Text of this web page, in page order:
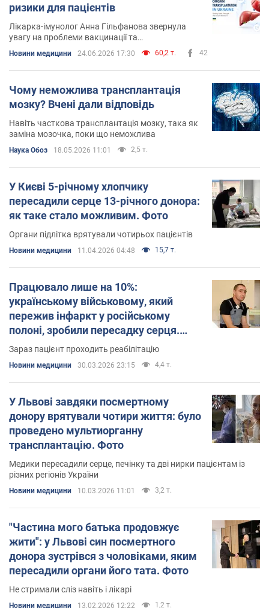
ризики для пацієнтів
Лікарка-імунолог Анна Гільфанова звернула
увагу на проблеми вакцинації та
імунопрофілактики людей після пересадки
органів
Новини медицини 24.06.2026 17:30 60,2 т. 42
Чому неможлива трансплантація
мозку? Вчені дали відповідь
Навіть часткова трансплантація мозку, така як
заміна мозочка, поки що неможлива
Наука Обоз 18.05.2026 11:01 2,5 т.
У Києві 5-річному хлопчику
пересадили серце 13-річного донора:
як таке стало можливим. Фото
Органи підлітка врятували чотирьох пацієнтів
Новини медицини 11.04.2026 04:48 15,7 т.
Працювало лише на 10%:
українському військовому, який
пережив інфаркт у російському
полоні, зробили пересадку серця.
Фото
Зараз пацієнт проходить реабілітацію
Новини медицини 30.03.2026 23:15 4,4 т.
У Львові завдяки посмертному
донору врятували чотири життя: було
проведено мультиорганну
трансплантацію. Фото
Медики пересадили серце, печінку та дві нирки пацієнтам із
різних регіонів України
Новини медицини 10.03.2026 11:01 3,2 т.
"Частина мого батька продовжує
жити": у Львові син посмертного
донора зустрівся з чоловіками, яким
пересадили органи його тата. Фото
Не стримали сліз навіть і лікарі
Новини медицини 13.02.2026 12:22 1,2 т.